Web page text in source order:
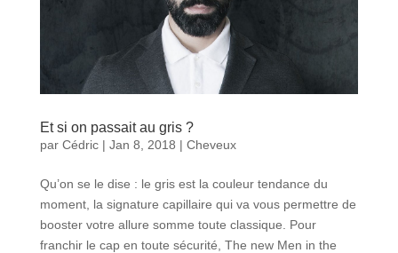
Et si on passait au gris ?
par Cédric| Jan 8, 2018 | Cheveux
Qu’on se le dise : le gris est la couleur tendance du
moment, la signature capillaire qui va vous permettre de
booster votre allure somme toute classique. Pour
franchir le cap en toute sécurité, The new Men in the